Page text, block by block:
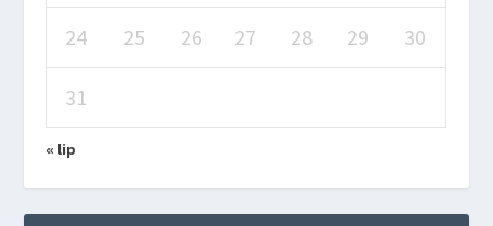
24 25 26 27 28 29 30
31
« lip